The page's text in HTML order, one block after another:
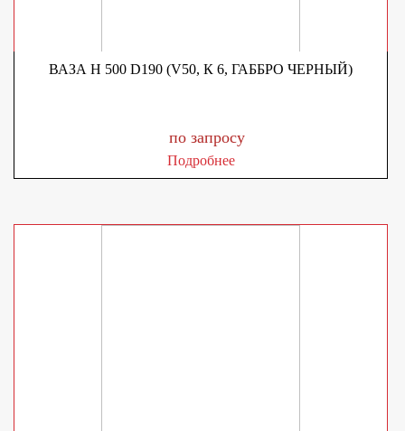
ВАЗА H 500 D190 (V50, К 6, ГАББРО ЧЕРНЫЙ)
по запросу
Подробнее